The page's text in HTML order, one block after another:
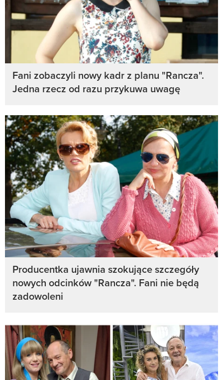
Fani zobaczyli nowy kadr z planu "Rancza".
Jedna rzecz od razu przykuwa uwagę
Producentka ujawnia szokujące szczegóły
nowych odcinków "Rancza". Fani nie będą
zadowoleni